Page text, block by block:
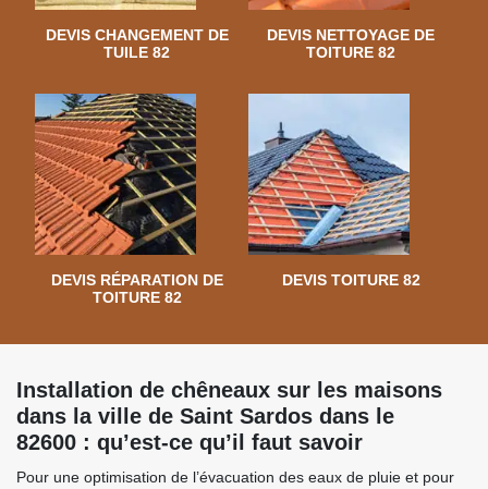
DEVIS CHANGEMENT DE
TUILE 82
DEVIS NETTOYAGE DE
TOITURE 82
DEVIS RÉPARATION DE
TOITURE 82
DEVIS TOITURE 82
Installation de chêneaux sur les maisons
dans la ville de Saint Sardos dans le
82600 : qu’est-ce qu’il faut savoir
Pour une optimisation de l’évacuation des eaux de pluie et pour